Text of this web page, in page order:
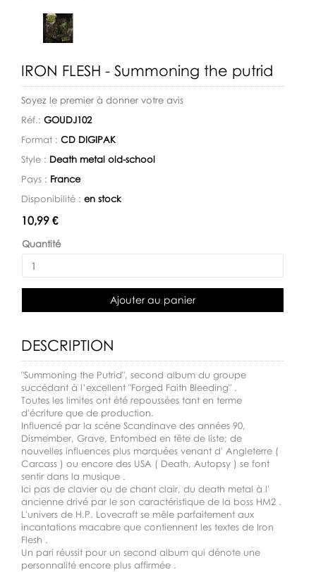
IRON FLESH - Summoning the putrid
Soyez le premier à donner votre avis
Réf.: GOUDJ102
Format : CD DIGIPAK
Style : Death metal old-school
Pays : France
Disponibilité : en stock
Disponibilité:
10,99 €
Quantité
Ajouter au panier
DESCRIPTION
"Summoning the Putrid", second album du groupe
succédant à l’excellent "Forged Faith Bleeding" .
Toutes les limites ont été repoussées tant en terme
d'écriture que de production.
Influencé par la scéne Scandinave des années 90,
Dismember, Grave, Entombed en tête de liste; de
nouvelles influences plus marquées venant d' Angleterre (
Carcass ) ou encore des USA ( Death, Autopsy ) se font
sentir dans la musique .
Ici pas de clavier ou de chant clair, du death metal à l'
ancienne drivé par le son caractéristique de la boss HM2 .
L'univers de H.P. Lovecraft se mêle parfaitement aux
incantations macabre que contiennent les textes de Iron
Flesh .
Un pari réussit pour un second album qui dénote une
personnalité encore plus affirmée .